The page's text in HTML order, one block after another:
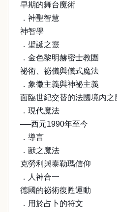
早期的舞台魔術
．神聖智慧
神智學
．聖誕之靈
．金色黎明赫密士教團
祕術、祕儀與儀式魔法
．象徵主義與神祕主義
面臨世紀交替的法國境內之
．現代魔法
──西元1990年至今
．導言
．獸之魔法
克勞利與泰勒瑪信仰
．人神合一
德國的祕術復甦運動
．用於占卜的符文